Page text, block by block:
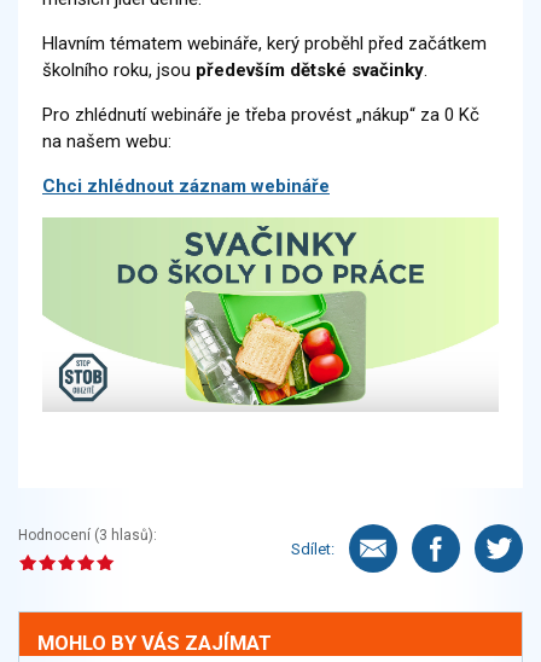
Hlavním tématem webináře, kerý proběhl před začátkem
školního roku, jsou především dětské svačinky.
Pro zhlédnutí webináře je třeba provést „nákup“ za 0 Kč
na našem webu:
Chci zhlédnout záznam webináře
Hodnocení (3 hlasů):
Sdílet:
MOHLO BY VÁS ZAJÍMAT